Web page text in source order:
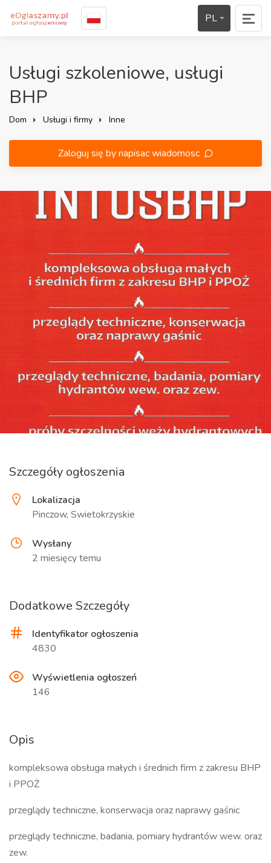
PL
Usługi szkoleniowe, usługi
BHP
Dom Usługi i firmy Inne
Zaloguj się by napisac wiadomosc
Szczegóły ogłoszenia
Lokalizacja
Pinczow, Swietokrzyskie
Wysłany
2 miesięcy temu
Dodatkowe Szczegóły
Identyfikator ogłoszenia
4830
Wyświetlenia ogłoszeń
146
Opis
kompleksowa obsługa małych i średnich firm z zakresu BHP
i PPOŻ
przeglądy techniczne, konserwacja oraz naprawy gaśnic
przeglądy techniczne, badania, pomiary hydrantów wew. oraz
zew.